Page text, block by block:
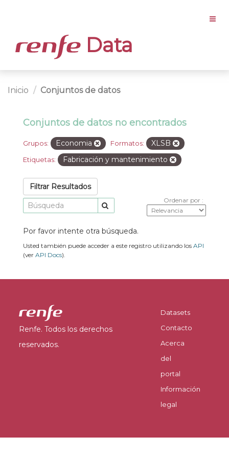
Data
Inicio Conjuntos de datos
Conjuntos de datos no encontrados
Grupos: Economia Formatos: XLSB
Etiquetas: Fabricación y mantenimiento
Filtrar Resultados
Ordenar por
Por favor intente otra búsqueda.
Usted también puede acceder a este registro utilizando los API
(ver API Docs).
Renfe. Todos los derechos
reservados.
Datasets
Contacto
Acerca
del
portal
Información
legal